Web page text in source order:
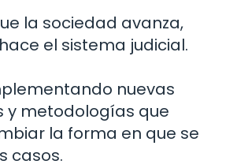
la sociedad avanza,
el sistema judicial.
nuevas
y metodologías que
la forma en que se
casos.